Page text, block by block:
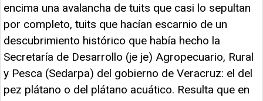
encima una avalancha de tuits que casi lo sepultan
por completo, tuits que hacían escarnio de un
descubrimiento histórico que había hecho la
Secretaría de Desarrollo (je je) Agropecuario, Rural
y Pesca (Sedarpa) del gobierno de Veracruz: el del
pez plátano o del plátano acuático. Resulta que en